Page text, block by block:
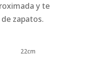
y te
zapatos.
22cm